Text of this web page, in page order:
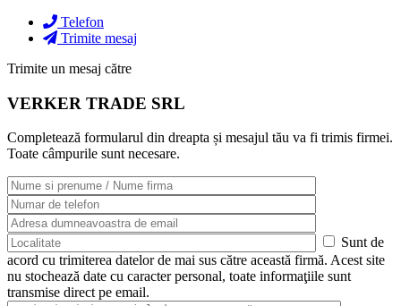
Telefon
Trimite mesaj
Trimite un mesaj către
VERKER TRADE SRL
Completează formularul din dreapta și mesajul tău va fi trimis firmei.
Toate câmpurile sunt necesare.
Sunt de
acord cu trimiterea datelor de mai sus către această firmă. Acest site
nu stochează date cu caracter personal, toate informaţiile sunt
transmise direct pe email.